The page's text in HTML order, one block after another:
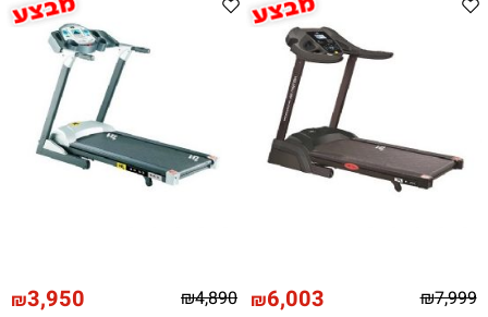
₪7,999
₪6,003
₪4,890
₪3,950